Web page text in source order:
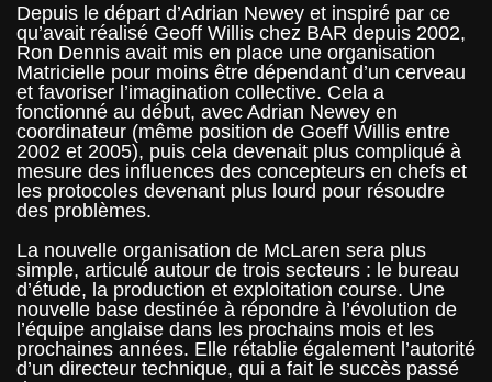
Depuis le départ d’Adrian Newey et inspiré par ce
qu’avait réalisé Geoff Willis chez BAR depuis 2002,
Ron Dennis avait mis en place une organisation
Matricielle pour moins être dépendant d’un cerveau
et favoriser l’imagination collective. Cela a
fonctionné au début, avec Adrian Newey en
coordinateur (même position de Goeff Willis entre
2002 et 2005), puis cela devenait plus compliqué à
mesure des influences des concepteurs en chefs et
les protocoles devenant plus lourd pour résoudre
des problèmes.
La nouvelle organisation de McLaren sera plus
simple, articulé autour de trois secteurs : le bureau
d’étude, la production et exploitation course. Une
nouvelle base destinée à répondre à l’évolution de
l’équipe anglaise dans les prochains mois et les
prochaines années. Elle rétablie également l’autorité
d’un directeur technique, qui a fait le succès passé